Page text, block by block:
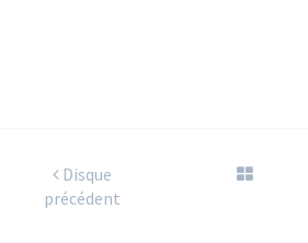
Disque
précédent